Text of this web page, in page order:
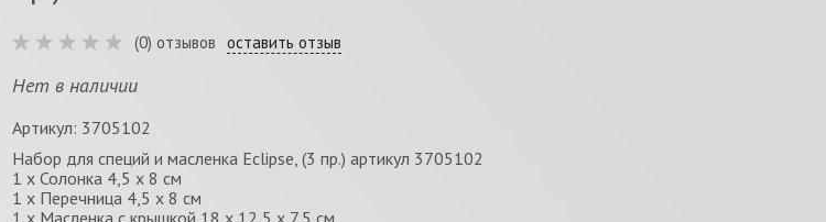
(0) отзывов оставить отзыв
Нет в наличии
Артикул: 3705102
Набор для специй и масленка Eclipse, (3 пр.) артикул 3705102
1 x Солонка 4,5 x 8 см
1 x Перечница 4,5 x 8 см
1 x Масленка с крышкой 18 x 12,5 x 7,5 см